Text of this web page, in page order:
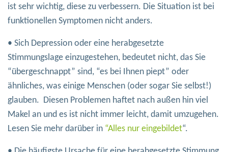
ist sehr wichtig, diese zu verbessern. Die Situation ist bei
funktionellen Symptomen nicht anders.
• Sich Depression oder eine herabgesetzte
Stimmungslage einzugestehen, bedeutet nicht, das Sie
“übergeschnappt” sind, “es bei Ihnen piept” oder
ähnliches, was einige Menschen (oder sogar Sie selbst!)
glauben. Diesen Problemen haftet nach außen hin viel
Makel an und es ist nicht immer leicht, damit umzugehen.
Lesen Sie mehr darüber in “Alles nur eingebildet“.